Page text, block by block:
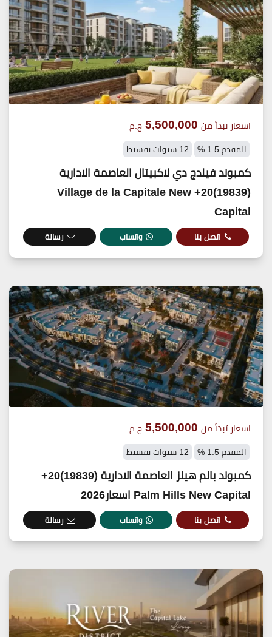
اسعار تبدأ من 5,500,000 ج.م
المقدم 1.5 % 12 سنوات تقسيط
كمبوند فيلدج دي لاكبيتال العاصمة الادارية
(19839)20+ Village de la Capitale New
Capital
اتصل بنا واتساب رسالة
اسعار تبدأ من 5,500,000 ج.م
المقدم 1.5 % 12 سنوات تقسيط
كمبوند بالم هيلز العاصمة الادارية (19839)20+
Palm Hills New Capital اسعار2026
اتصل بنا واتساب رسالة